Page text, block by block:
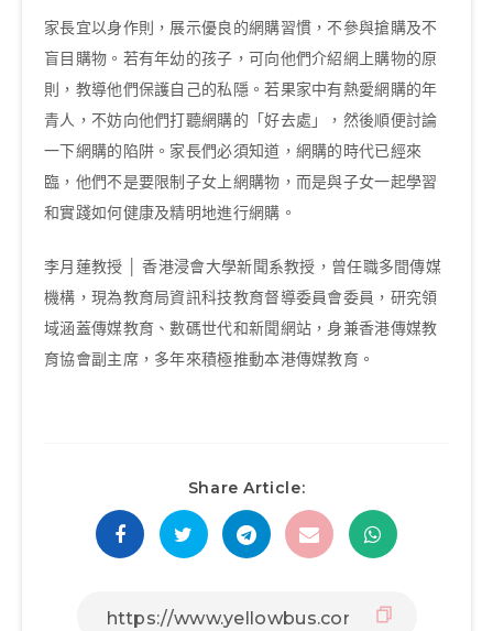
家長宜以身作則，展示優良的網購習慣，不參與搶購及不
盲目購物。若有年幼的孩子，可向他們介紹網上購物的原
則，教導他們保護自己的私隱。若果家中有熱愛網購的年
青人，不妨向他們打聽網購的「好去處」，然後順便討論
一下網購的陷阱。家長們必須知道，網購的時代已經來
臨，他們不是要限制子女上網購物，而是與子女一起學習
和實踐如何健康及精明地進行網購。
李月蓮教授 │ 香港浸會大學新聞系教授，曾任職多間傳媒
機構，現為教育局資訊科技教育督導委員會委員，研究領
域涵蓋傳媒教育、數碼世代和新聞網站，身兼香港傳媒教
育協會副主席，多年來積極推動本港傳媒教育。
Share Article: